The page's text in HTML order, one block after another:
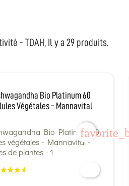
- TDAH, Il y a 29 produits.
Bio Platinum 60
Végétales - Mannavital